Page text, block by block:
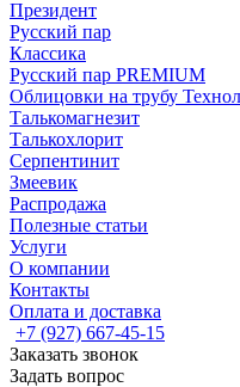
Президент
Русский пар
Классика
Русский пар PREMIUM
Облицовки на трубу
Талькомагнезит
Талькохлорит
Серпентинит
Змеевик
Распродажа
Полезные статьи
Услуги
О компании
Контакты
Оплата и доставка
+7 (927) 667-45-15
Заказать звонок
Задать вопрос